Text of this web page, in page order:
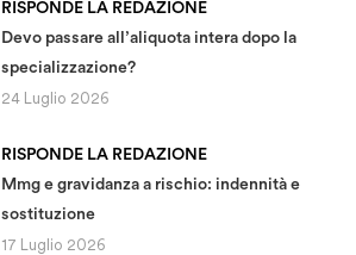
RISPONDE LA REDAZIONE
Devo passare all’aliquota intera dopo la
specializzazione?
24 Luglio 2026
RISPONDE LA REDAZIONE
Mmg e gravidanza a rischio: indennità e
sostituzione
17 Luglio 2026